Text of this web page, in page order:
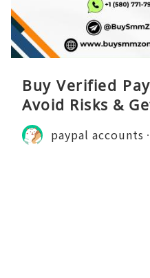
Buy Verified
Avoid Risks &
paypal accounts